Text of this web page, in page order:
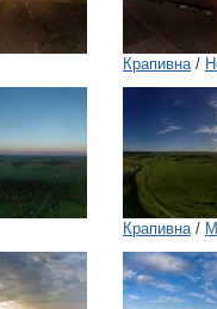
Крапивна /
Крапивна /